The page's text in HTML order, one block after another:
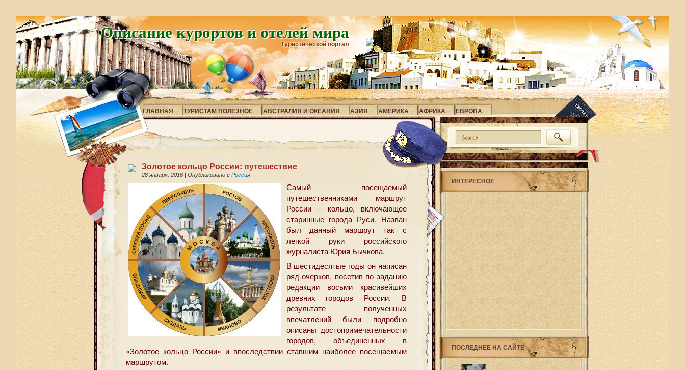
Описание курортов и отелей мира
Туристической портал
ГЛАВНАЯ ТУРИСТАМ ПОЛЕЗНОЕ АВСТРАЛИЯ И ОКЕАНИЯ АЗИЯ АМЕРИКА АФРИКА ЕВРОПА
Золотое кольцо России: путешествие
28 января, 2016 | Опубликовано в Россия
Самый посещаемый
путешественниками маршрут
России – кольцо, включающее
старинные города Руси. Назван
был данный маршрут так с
легкой руки российского
журналиста Юрия Бычкова.
В шестидесятые годы он написан
ряд очерков, посетив по заданию
редакции восьми красивейших
древних городов России. В
результате полученных
впечатлений были подробно
описаны достопримечательности
городов, объединенных в
«Золотое кольцо России» и впоследствии ставшим наиболее посещаемым
маршрутом.
ИНТЕРЕСНОЕ
ПОСЛЕДНЕЕ НА САЙТЕ